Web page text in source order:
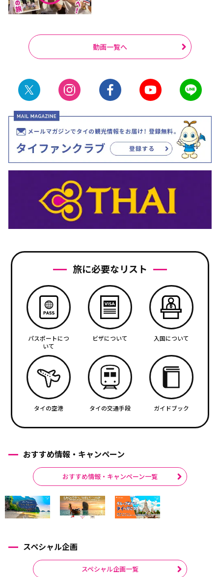
動画一覧へ
旅に必要なリスト
パスポートにつ
いて
ビザについて 入国について
タイの空港 タイの交通手段 ガイドブック
おすすめ情報・キャンペーン
おすすめ情報・キャンペーン一覧
スペシャル企画
スペシャル企画一覧